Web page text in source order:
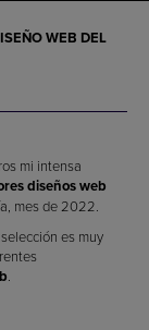
WEB DEL
mi intensa
diseños web
mes de 2022.
es muy